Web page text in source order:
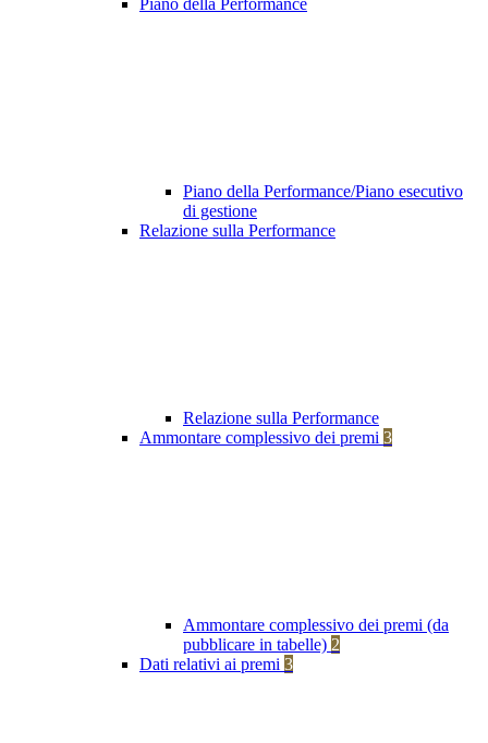
Piano della Performance
Piano della Performance/Piano esecutivo
di gestione
Relazione sulla Performance
Relazione sulla Performance
Ammontare complessivo dei premi 3
Ammontare complessivo dei premi (da
pubblicare in tabelle) 2
Dati relativi ai premi 3